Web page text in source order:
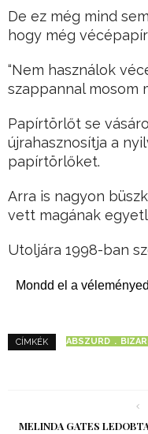
De ez még mind
hogy még
“Nem használok
szappannal mosom
Papírtörlőt se
újrahasznosítja a
papírtörlőket.
Arra is nagyon
vett magának
Utoljára 1998-ban
Mondd el a
CÍMKÉK ABSZURD
MELINDA GATES